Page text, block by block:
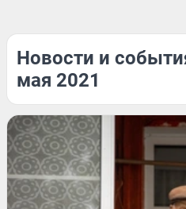
Новости и
мая 2021